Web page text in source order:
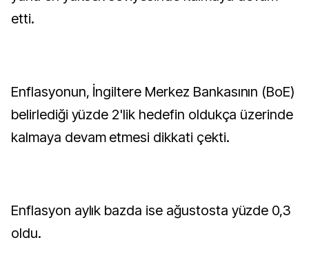
etti.
Enflasyonun, İngiltere Merkez Bankasının (BoE)
belirlediği yüzde 2'lik hedefin oldukça üzerinde
kalmaya devam etmesi dikkati çekti.
Enflasyon aylık bazda ise ağustosta yüzde 0,3
oldu.